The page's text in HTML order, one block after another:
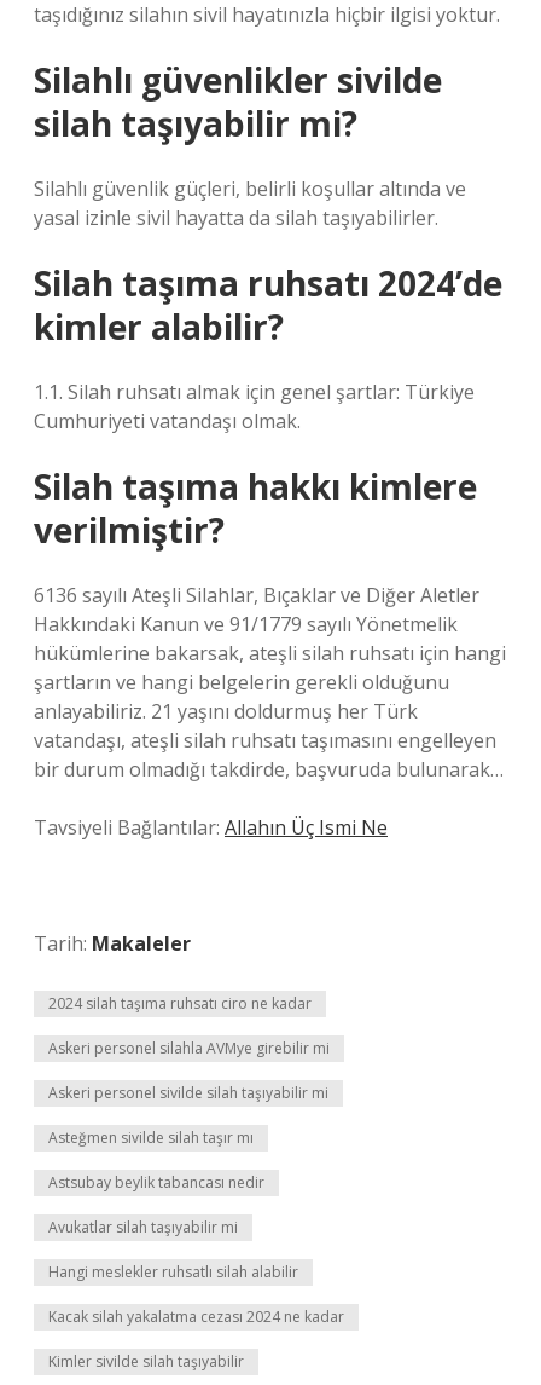
taşıdığınız silahın sivil hayatınızla hiçbir ilgisi yoktur.
Silahlı güvenlikler sivilde
silah taşıyabilir mi?
Silahlı güvenlik güçleri, belirli koşullar altında ve
yasal izinle sivil hayatta da silah taşıyabilirler.
Silah taşıma ruhsatı 2024’de
kimler alabilir?
1.1. Silah ruhsatı almak için genel şartlar: Türkiye
Cumhuriyeti vatandaşı olmak.
Silah taşıma hakkı kimlere
verilmiştir?
6136 sayılı Ateşli Silahlar, Bıçaklar ve Diğer Aletler
Hakkındaki Kanun ve 91/1779 sayılı Yönetmelik
hükümlerine bakarsak, ateşli silah ruhsatı için hangi
şartların ve hangi belgelerin gerekli olduğunu
anlayabiliriz. 21 yaşını doldurmuş her Türk
vatandaşı, ateşli silah ruhsatı taşımasını engelleyen
bir durum olmadığı takdirde, başvuruda bulunarak…
Tavsiyeli Bağlantılar: Allahın Üç Ismi Ne
Tarih: Makaleler
2024 silah taşıma ruhsatı ciro ne kadar
Askeri personel silahla AVMye girebilir mi
Askeri personel sivilde silah taşıyabilir mi
Asteğmen sivilde silah taşır mı
Astsubay beylik tabancası nedir
Avukatlar silah taşıyabilir mi
Hangi meslekler ruhsatlı silah alabilir
Kacak silah yakalatma cezası 2024 ne kadar
Kimler sivilde silah taşıyabilir